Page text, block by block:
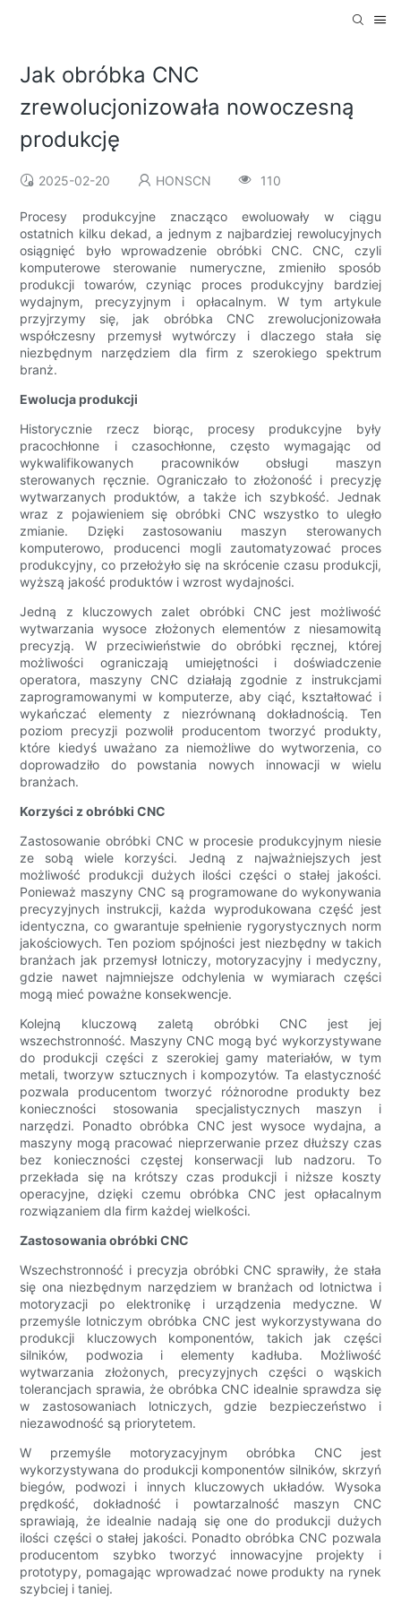
Jak obróbka CNC
zrewolucjonizowała nowoczesną
produkcję
2025-02-20 HONSCN 110
Procesy produkcyjne znacząco ewoluowały w ciągu
ostatnich kilku dekad, a jednym z najbardziej rewolucyjnych
osiągnięć było wprowadzenie obróbki CNC. CNC, czyli
komputerowe sterowanie numeryczne, zmieniło sposób
produkcji towarów, czyniąc proces produkcyjny bardziej
wydajnym, precyzyjnym i opłacalnym. W tym artykule
przyjrzymy się, jak obróbka CNC zrewolucjonizowała
współczesny przemysł wytwórczy i dlaczego stała się
niezbędnym narzędziem dla firm z szerokiego spektrum
branż.
Ewolucja produkcji
Historycznie rzecz biorąc, procesy produkcyjne były
pracochłonne i czasochłonne, często wymagając od
wykwalifikowanych pracowników obsługi maszyn
sterowanych ręcznie. Ograniczało to złożoność i precyzję
wytwarzanych produktów, a także ich szybkość. Jednak
wraz z pojawieniem się obróbki CNC wszystko to uległo
zmianie. Dzięki zastosowaniu maszyn sterowanych
komputerowo, producenci mogli zautomatyzować proces
produkcyjny, co przełożyło się na skrócenie czasu produkcji,
wyższą jakość produktów i wzrost wydajności.
Jedną z kluczowych zalet obróbki CNC jest możliwość
wytwarzania wysoce złożonych elementów z niesamowitą
precyzją. W przeciwieństwie do obróbki ręcznej, której
możliwości ograniczają umiejętności i doświadczenie
operatora, maszyny CNC działają zgodnie z instrukcjami
zaprogramowanymi w komputerze, aby ciąć, kształtować i
wykańczać elementy z niezrównaną dokładnością. Ten
poziom precyzji pozwolił producentom tworzyć produkty,
które kiedyś uważano za niemożliwe do wytworzenia, co
doprowadziło do powstania nowych innowacji w wielu
branżach.
Korzyści z obróbki CNC
Zastosowanie obróbki CNC w procesie produkcyjnym niesie
ze sobą wiele korzyści. Jedną z najważniejszych jest
możliwość produkcji dużych ilości części o stałej jakości.
Ponieważ maszyny CNC są programowane do wykonywania
precyzyjnych instrukcji, każda wyprodukowana część jest
identyczna, co gwarantuje spełnienie rygorystycznych norm
jakościowych. Ten poziom spójności jest niezbędny w takich
branżach jak przemysł lotniczy, motoryzacyjny i medyczny,
gdzie nawet najmniejsze odchylenia w wymiarach części
mogą mieć poważne konsekwencje.
Kolejną kluczową zaletą obróbki CNC jest jej
wszechstronność. Maszyny CNC mogą być wykorzystywane
do produkcji części z szerokiej gamy materiałów, w tym
metali, tworzyw sztucznych i kompozytów. Ta elastyczność
pozwala producentom tworzyć różnorodne produkty bez
konieczności stosowania specjalistycznych maszyn i
narzędzi. Ponadto obróbka CNC jest wysoce wydajna, a
maszyny mogą pracować nieprzerwanie przez dłuższy czas
bez konieczności częstej konserwacji lub nadzoru. To
przekłada się na krótszy czas produkcji i niższe koszty
operacyjne, dzięki czemu obróbka CNC jest opłacalnym
rozwiązaniem dla firm każdej wielkości.
Zastosowania obróbki CNC
Wszechstronność i precyzja obróbki CNC sprawiły, że stała
się ona niezbędnym narzędziem w branżach od lotnictwa i
motoryzacji po elektronikę i urządzenia medyczne. W
przemyśle lotniczym obróbka CNC jest wykorzystywana do
produkcji kluczowych komponentów, takich jak części
silników, podwozia i elementy kadłuba. Możliwość
wytwarzania złożonych, precyzyjnych części o wąskich
tolerancjach sprawia, że ​​obróbka CNC idealnie sprawdza się
w zastosowaniach lotniczych, gdzie bezpieczeństwo i
niezawodność są priorytetem.
W przemyśle motoryzacyjnym obróbka CNC jest
wykorzystywana do produkcji komponentów silników, skrzyń
biegów, podwozi i innych kluczowych układów. Wysoka
prędkość, dokładność i powtarzalność maszyn CNC
sprawiają, że idealnie nadają się one do produkcji dużych
ilości części o stałej jakości. Ponadto obróbka CNC pozwala
producentom szybko tworzyć innowacyjne projekty i
prototypy, pomagając wprowadzać nowe produkty na rynek
szybciej i taniej.